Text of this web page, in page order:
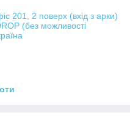
201, 2 поверх (вхід з арки)
(без можливості